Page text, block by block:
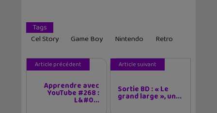
Tags
Cel Story
Game Boy Nintendo Retro
Article précédent
Apprendre avec
YouTube #268 :
L&#0...
Article suivant
Sortie BD : « Le
grand large », un...